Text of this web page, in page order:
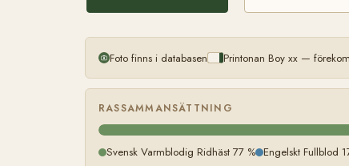
Foto finns i databasen Printonan Boy xx —
RASSAMMANSÄTTNING
Svensk Varmblodig Ridhäst 77 % Engelskt Fullblod